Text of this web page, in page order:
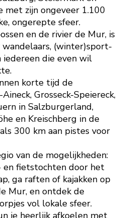
zijn ongeveer 1.100
ongerepte sfeer.
en de rivier de Mur, is
(winter)sport-
die even wil
korte tijd de
Grosseck-Speiereck,
in Salzburgerland,
en Kreischberg in de
300 km aan pistes voor
van de mogelijkheden:
en fietstochten door het
ga raften of kajakken op
Mur, en ontdek de
vol lokale sfeer.
je heerlijk afkoelen met